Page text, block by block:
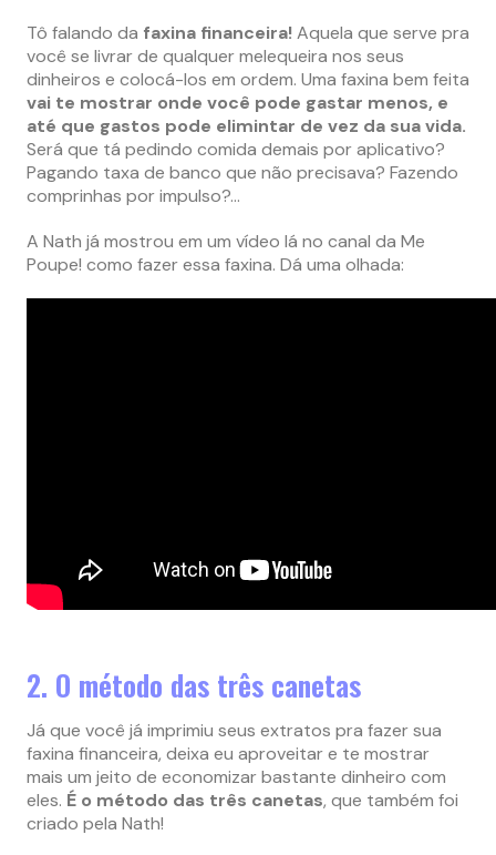
Tô falando da faxina financeira!Aquela que serve pra
você se livrar de qualquer melequeira nos seus
dinheiros e colocá-los em ordem. Uma faxina bem feita
vai te mostrar onde você pode gastar menos, e
até que gastos pode elimintar de vez da sua vida.
Será que tá pedindo comida demais por aplicativo?
Pagando taxa de banco que não precisava? Fazendo
comprinhas por impulso?…
A Nath já mostrou em um vídeo lá no canal da Me
Poupe! como fazer essa faxina. Dá uma olhada:
2. O método das três canetas
Já que você já imprimiu seus extratos pra fazer sua
faxina financeira, deixa eu aproveitar e te mostrar
mais um jeito de economizar bastante dinheiro com
eles. É o método das três canetas, que também foi
criado pela Nath!